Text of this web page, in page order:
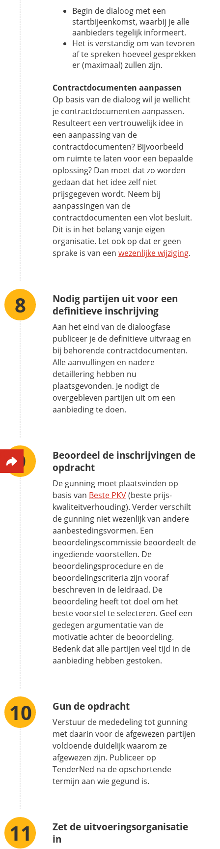
Begin de dialoog met een
startbijeenkomst, waarbij je alle
aanbieders tegelijk informeert.
Het is verstandig om van tevoren
af te spreken hoeveel gesprekken
er (maximaal) zullen zijn.
Contractdocumenten aanpassen
Op basis van de dialoog wil je wellicht
je contractdocumenten aanpassen.
Resulteert een vertrouwelijk idee in
een aanpassing van de
contractdocumenten? Bijvoorbeeld
om ruimte te laten voor een bepaalde
oplossing? Dan moet dat zo worden
gedaan dat het idee zelf niet
prijsgegeven wordt. Neem bij
aanpassingen van de
contractdocumenten een vlot besluit.
Dit is in het belang vanje eigen
organisatie. Let ook op dat er geen
sprake is van een wezenlijke wijziging.
Nodig partijen uit voor een
definitieve inschrijving
Aan het eind van de dialoogfase
publiceer je de definitieve uitvraag en
bij behorende contractdocumenten.
Alle aanvullingen en nadere
detaillering hebben nu
plaatsgevonden. Je nodigt de
overgebleven partijen uit om een
aanbieding te doen.
Beoordeel de inschrijvingen de
opdracht
De gunning moet plaatsvinden op
basis van Beste PKV(beste prijs-
kwaliteitverhouding). Verder verschilt
de gunning niet wezenlijk van andere
aanbestedingsvormen. Een
beoordelingscommissie beoordeelt de
ingediende voorstellen. De
beoordelingsprocedure en de
beoordelingscriteria zijn vooraf
beschreven in de leidraad. De
beoordeling heeft tot doel om het
beste voorstel te selecteren. Geef een
gedegen argumentatie van de
motivatie achter de beoordeling.
Bedenk dat alle partijen veel tijd in de
aanbieding hebben gestoken.
Gun de opdracht
Verstuur de mededeling tot gunning
met daarin voor de afgewezen partijen
voldoende duidelijk waarom ze
afgewezen zijn. Publiceer op
TenderNed na de opschortende
termijn aan wie gegund is.
Zet de uitvoeringsorganisatie
in